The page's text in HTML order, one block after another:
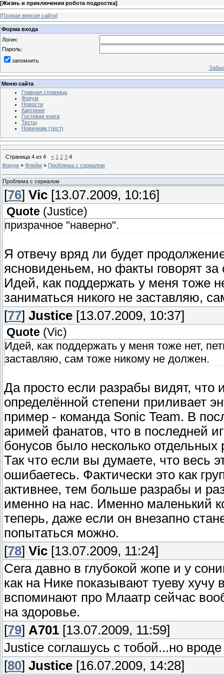
[Жизнь и приключения робота подростка]
[Полная версия сайта]
Форма входа
Логин:
Пароль:
запомнить
Меню сайта
Главная страница
Форум
Новости
Картинки
Гостевая книга
Тесты
Новичкам (тест)
Страница 4 из 4 « 1 2 3 4
Форум » Флейм » Проблема с сериалом
Проблема с сериалом
[76] Vic [13.07.2009, 10:16]
Quote (Justice)
призрачное "наверно".
Я отвечу вряд ли будет
ясновиденьем, но факты говорят
Идей, как поддержать у меня тоже
заниматься никого не заставляю,
[77] Justice [13.07.2009, 10:37]
Quote (Vic)
Идей, как поддержать у меня тоже нет,
заставляю, сам тоже никому не должен.
Да просто если разрабы видят, что
определённой степени приливает
пример - команда Sonic Team. В
аримей фанатов, что в последней
бонусов было несколько
Так что если вы думаете, что весь
ошибаетесь. Фактически это как
активнее, тем больше разрабы и
именно на нас. Именно маленький
теперь, даже если он внезапно
попытаться можно.
[78] Vic [13.07.2009, 11:24]
Сега давно в глубокой жопе и у
как на Нике показывают туеву хучу
вспоминают про Млаатр сейчас
на здоровье.
[79] А701 [13.07.2009, 11:59]
Justice соглашусь с тобой...но
[80] Justice [16.07.2009, 14:28]